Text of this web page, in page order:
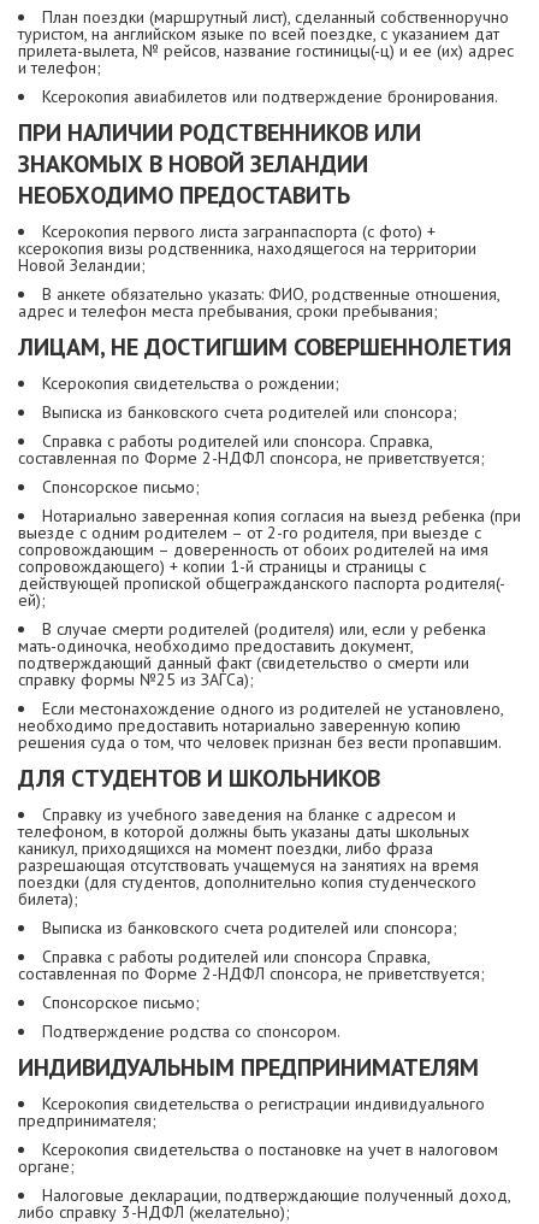
План поездки (маршрутный лист), сделанный собственноручно
туристом, на английском языке по всей поездке, с указанием дат
прилета-вылета, № рейсов, название гостиницы(-ц) и ее (их) адрес
и телефон;
Ксерокопия авиабилетов или подтверждение бронирования.
ПРИ НАЛИЧИИ РОДСТВЕННИКОВ ИЛИ
ЗНАКОМЫХ В НОВОЙ ЗЕЛАНДИИ
НЕОБХОДИМО ПРЕДОСТАВИТЬ
Ксерокопия первого листа загранпаспорта (с фото) +
ксерокопия визы родственника, находящегося на территории
Новой Зеландии;
В анкете обязательно указать: ФИО, родственные отношения,
адрес и телефон места пребывания, сроки пребывания;
ЛИЦАМ, НЕ ДОСТИГШИМ СОВЕРШЕННОЛЕТИЯ
Ксерокопия свидетельства о рождении;
Выписка из банковского счета родителей или спонсора;
Справка с работы родителей или спонсора. Справка,
составленная по Форме 2-НДФЛ спонсора, не приветствуется;
Спонсорское письмо;
Нотариально заверенная копия согласия на выезд ребенка (при
выезде с одним родителем – от 2-го родителя, при выезде с
сопровождающим – доверенность от обоих родителей на имя
сопровождающего) + копии 1-й страницы и страницы с
действующей пропиской общегражданского паспорта родителя(-
ей);
В случае смерти родителей (родителя) или, если у ребенка
мать-одиночка, необходимо предоставить документ,
подтверждающий данный факт (свидетельство о смерти или
справку формы №25 из ЗАГСа);
Если местонахождение одного из родителей не установлено,
необходимо предоставить нотариально заверенную копию
решения суда о том, что человек признан без вести пропавшим.
ДЛЯ СТУДЕНТОВ И ШКОЛЬНИКОВ
Справку из учебного заведения на бланке с адресом и
телефоном, в которой должны быть указаны даты школьных
каникул, приходящихся на момент поездки, либо фраза
разрешающая отсутствовать учащемуся на занятиях на время
поездки (для студентов, дополнительно копия студенческого
билета);
Выписка из банковского счета родителей или спонсора;
Справка с работы родителей или спонсора Справка,
составленная по Форме 2-НДФЛ спонсора, не приветствуется;
Спонсорское письмо;
Подтверждение родства со спонсором.
ИНДИВИДУАЛЬНЫМ ПРЕДПРИНИМАТЕЛЯМ
Ксерокопия свидетельства о регистрации индивидуального
предпринимателя;
Ксерокопия свидетельства о постановке на учет в налоговом
органе;
Налоговые декларации, подтверждающие полученный доход,
либо справку 3-НДФЛ (желательно);